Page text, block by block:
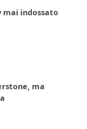
mai indossato
ma